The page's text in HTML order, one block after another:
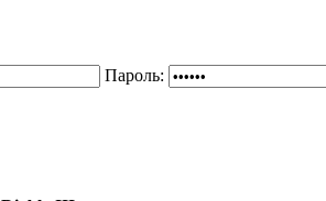
Пароль: